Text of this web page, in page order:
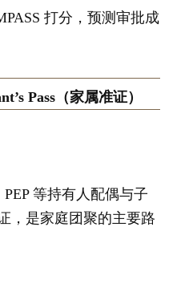
打分，预测审批成
Pass（家属准证）
PEP 等持有人配偶与子
，是家庭团聚的主要路